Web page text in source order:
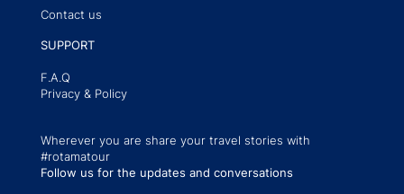
Contact us
SUPPORT
F.A.Q
Privacy & Policy
Wherever you are share your travel stories with
#rotamatour
Follow us for the updates and conversations